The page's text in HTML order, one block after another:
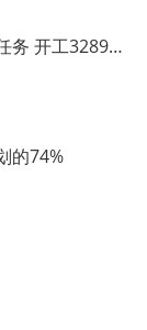
国家电网完成前三季度电网基建工程建设任务 开工32895千米
的74%